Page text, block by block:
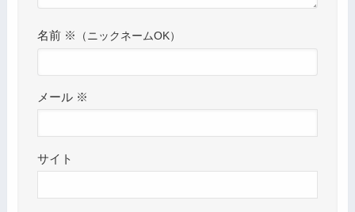
名前 ※
メール ※
サイト